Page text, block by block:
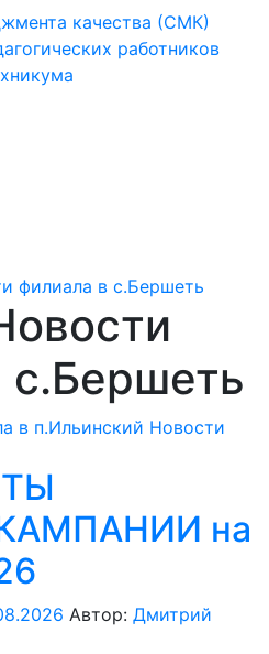
качества (СМК)
работников
филиала в с.Бершеть
с.Бершеть
в п.Ильинский Новости
на
Автор: Дмитрий